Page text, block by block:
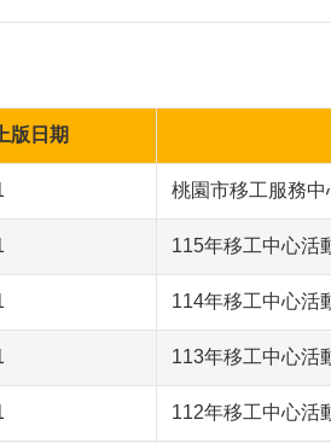
上版日期
桃園市移工服務中
115年移工中心活
114年移工中心活
113年移工中心活
112年移工中心活